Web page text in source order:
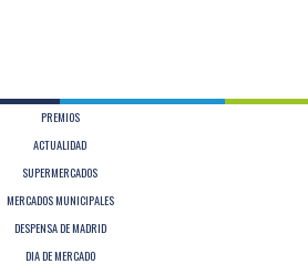
PREMIOS
ACTUALIDAD
SUPERMERCADOS
MERCADOS MUNICIPALES
DESPENSA DE MADRID
DIA DE MERCADO